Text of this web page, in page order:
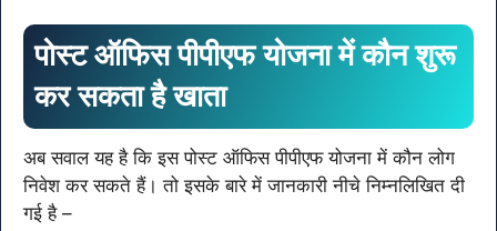
पोस्ट ऑफिस पीपीएफ योजना में कौन शुरू
कर सकता है खाता
अब सवाल यह है कि इस पोस्ट ऑफिस पीपीएफ योजना में कौन लोग
निवेश कर सकते हैं। तो इसके बारे में जानकारी नीचे निम्नलिखित दी
गई है –